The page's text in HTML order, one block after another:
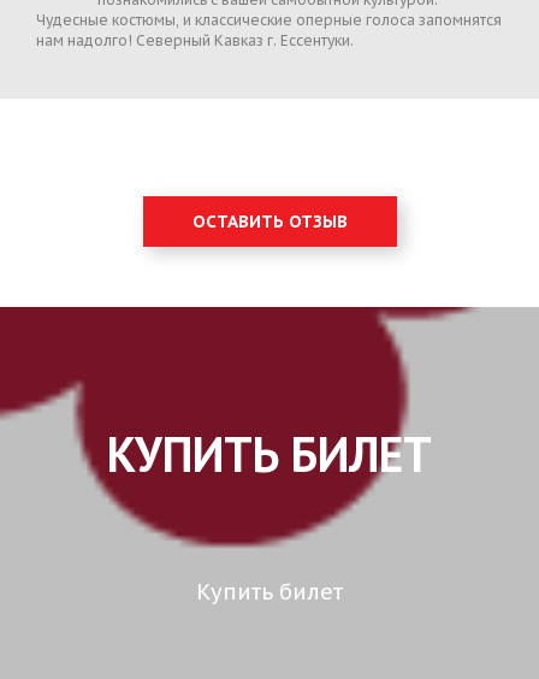
Чудесные костюмы, и классические оперные голоса запомнятся
нам надолго! Северный Кавказ г. Ессентуки.
ОСТАВИТЬ ОТЗЫВ
КУПИТЬ БИЛЕТ
Купить билет